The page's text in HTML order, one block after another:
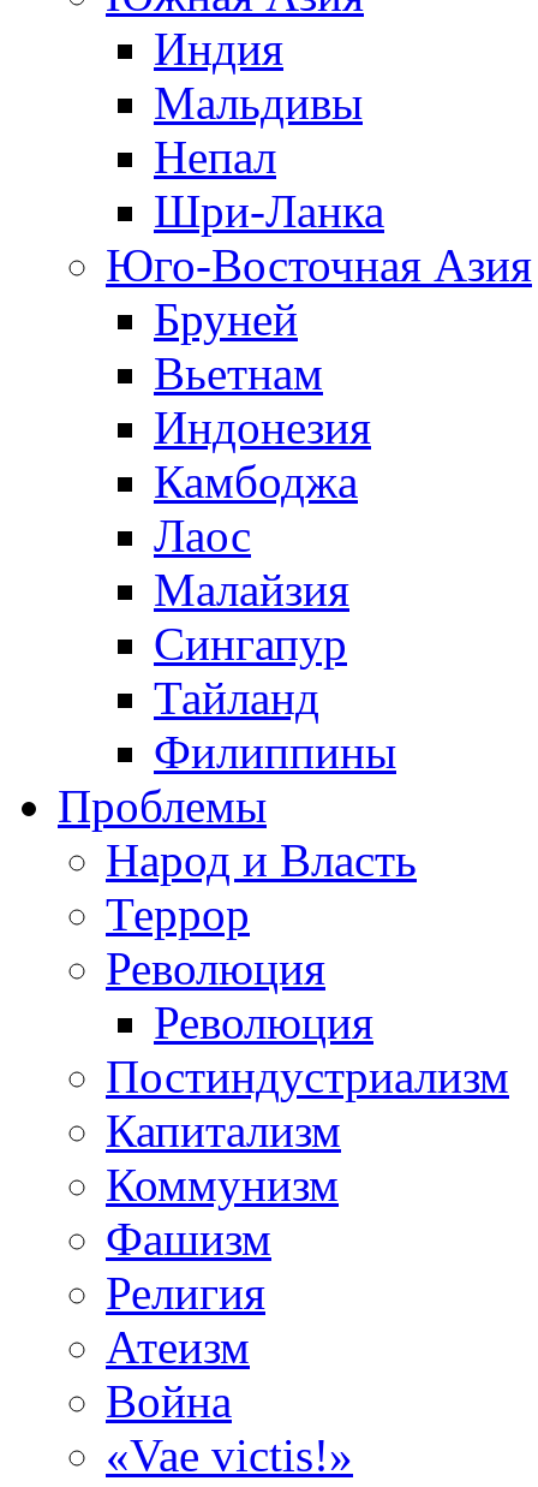
Индия
Мальдивы
Непал
Шри-Ланка
Юго-Восточная Азия
Бруней
Вьетнам
Индонезия
Камбоджа
Лаос
Малайзия
Сингапур
Тайланд
Филиппины
Проблемы
Народ и Власть
Террор
Революция
Революция
Постиндустриализм
Капитализм
Коммунизм
Фашизм
Религия
Атеизм
Война
«Vae victis!»